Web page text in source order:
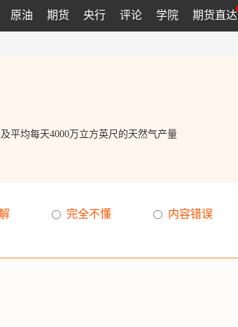
原油 期货 央行 评论 学院 期货直达
平均每天4000万立方英尺的天然气产量
完全不懂 内容错误